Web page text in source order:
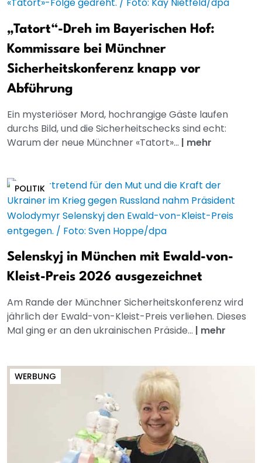
„Tatort“-Dreh im Bayerischen Hof:
Kommissare bei Münchner
Sicherheitskonferenz knapp vor
Abführung
Ein mysteriöser Mord, hochrangige Gäste laufen
durchs Bild, und die Sicherheitschecks sind echt:
Warum der neue Münchner «Tatort»... | mehr
POLITIK
Selenskyj in München mit Ewald-von-
Kleist-Preis 2026 ausgezeichnet
Am Rande der Münchner Sicherheitskonferenz wird
jährlich der Ewald-von-Kleist-Preis verliehen. Dieses
Mal ging er an den ukrainischen Präside... | mehr
WERBUNG